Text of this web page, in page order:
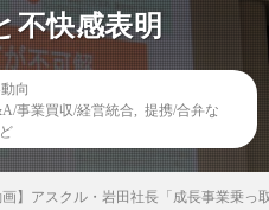
不快感表明
向
事業買収/経営統合
提携/合弁な
画】アスクル・岩田社長「成長事業乗っ